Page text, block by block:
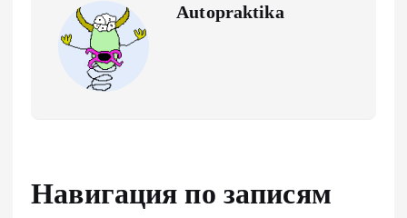
Autopraktika
Навигация по записям